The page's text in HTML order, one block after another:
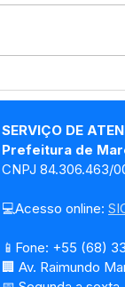
Aviso de
SERVIÇO DE
Prefeitura de
CNPJ 84.306.463/
💻Acesso online:
📱Fone: +55 (68)
🏢 Av. Raimundo